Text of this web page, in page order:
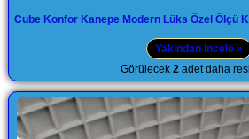
Cube Konfor Kanepe Modern Lüks Özel Ölçü
Yakından İncele »
Görülecek2 adet daha